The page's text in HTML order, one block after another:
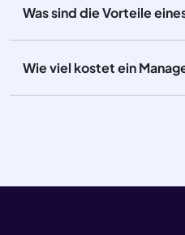
Was sind die Vorteile
Wie viel kostet ein